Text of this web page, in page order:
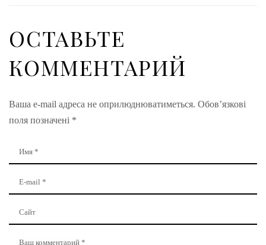
ОСТАВЬТЕ
КОММЕНТАРИЙ
Ваша e-mail адреса не оприлюднюватиметься. Обов’язкові
поля позначені *